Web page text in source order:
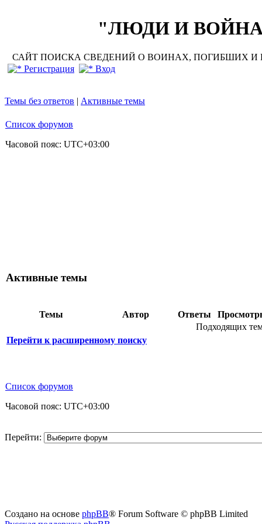
"ЛЮДИ И ВОЙНА"
САЙТ ПОИСКА СВЕДЕНИЙ О ВОИНАХ, ПОГИБШИХ И
Регистрация
Вход
Темы без ответов | Активные темы
Список форумов
Часовой пояс: UTC+03:00
Активные темы
Темы Автор Ответы
Подходящих
Перейти к расширенному поиску
Список форумов
Часовой пояс: UTC+03:00
Перейти:
Создано на основе phpBB® Forum Software © phpBB Limited